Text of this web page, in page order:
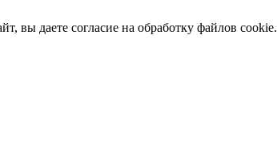
вы даете согласие на обработку файлов cookie.